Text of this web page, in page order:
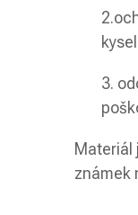
3.
Materiál
známek